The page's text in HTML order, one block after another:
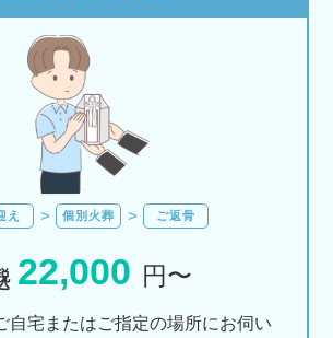
え 個別火葬 ご返骨
22,000 円〜
自宅またはご指定の場所にお伺い